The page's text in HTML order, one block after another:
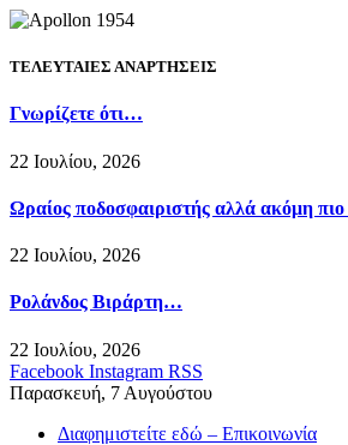
ΤΕΛΕΥΤΑΙΕΣ ΑΝΑΡΤΗΣΕΙΣ
Γνωρίζετε ότι…
22 Ιουλίου, 2026
Ωραίος ποδοσφαιριστής αλλά ακόμη
22 Ιουλίου, 2026
Ρολάνδος Βιράρτη…
22 Ιουλίου, 2026
Facebook Instagram RSS
Παρασκευή, 7 Αυγούστου
Διαφημιστείτε εδώ – Επικοινωνία